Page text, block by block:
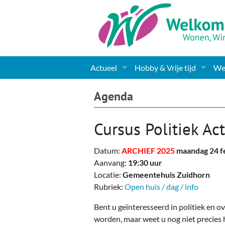
Actueel
Nieuws
Gemeente informatie
Dorpen
Woningaanbod
Columns & Redactioneel
Foto-pagina
Hobby & Vrije tijd
Kunst
Muziek
Toerisme & Musea
Podia & Dorpshuizen
Agenda
Cursus Politiek
Datum: ARCHIEF 2025 maandag 24
Aanvang: 19:30 uur
Locatie: Gemeentehuis Zuidhorn
Rubriek: Open huis / dag / info
Bent u geïnteresseerd in politiek en
worden, maar weet u nog niet